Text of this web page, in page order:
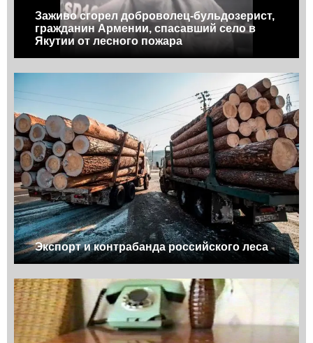
Заживо сгорел доброволец-бульдозерист,
гражданин Армении, спасавший село в
Якутии от лесного пожара
Экспорт и контрабанда российского леса